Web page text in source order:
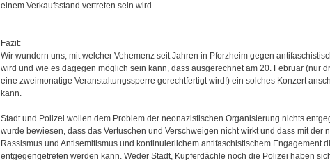
einem Verkaufsstand vertreten sein wird.
Fazit:
Wir wundern uns, mit welcher Vehemenz seit Jahren in Pforzheim gegen
wird und wie es dagegen möglich sein kann, dass ausgerechnet am 20. Februar (nur
eine zweimonatige Veranstaltungssperre gerechtfertigt wird!) ein solches Konzert
kann.
Stadt und Polizei wollen dem Problem der neonazistischen Organisierung nichts
wurde bewiesen, dass das Vertuschen und Verschweigen nicht wirkt und dass mit der
Rassismus und Antisemitismus und kontinuierlichem antifaschistischem Engagement
entgegengetreten werden kann. Weder Stadt, Kupferdächle noch die Polizei haben